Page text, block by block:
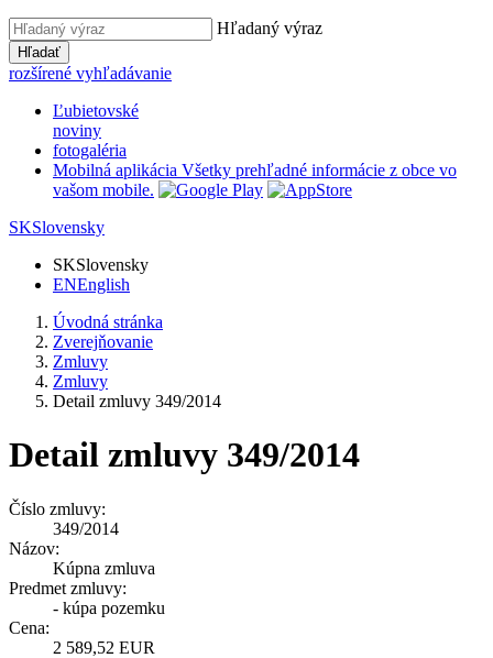
Hľadaný výraz
Hľadať
rozšírené vyhľadávanie
Ľubietovské
noviny
fotogaléria
Mobilná aplikácia Všetky prehľadné informácie z obce vo
vašom mobile.
SKSlovensky
SKSlovensky
ENEnglish
Úvodná stránka
Zverejňovanie
Zmluvy
Zmluvy
Detail zmluvy 349/2014
Detail zmluvy 349/2014
Číslo zmluvy:
349/2014
Názov:
Kúpna zmluva
Predmet zmluvy:
- kúpa pozemku
Cena:
2 589,52 EUR